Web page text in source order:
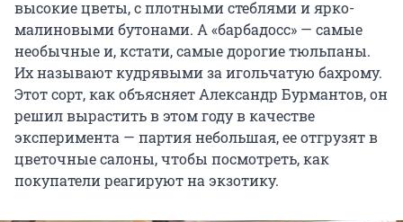
высокие цветы, с плотными стеблями и ярко-
малиновыми бутонами. А «барбадосс» — самые
необычные и, кстати, самые дорогие тюльпаны.
Их называют кудрявыми за игольчатую бахрому.
Этот сорт, как объясняет Александр Бурмантов, он
решил вырастить в этом году в качестве
эксперимента — партия небольшая, ее отгрузят в
цветочные салоны, чтобы посмотреть, как
покупатели реагируют на экзотику.